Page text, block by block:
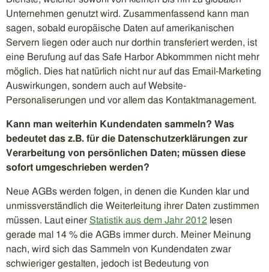
Unternehmen genutzt wird. Zusammenfassend kann man
sagen, sobald europäische Daten auf amerikanischen
Servern liegen oder auch nur dorthin transferiert werden, ist
eine Berufung auf das Safe Harbor Abkommmen nicht mehr
möglich. Dies hat natürlich nicht nur auf das Email-Marketing
Auswirkungen, sondern auch auf Website-
Personaliserungen und vor allem das Kontaktmanagement.
Kann man weiterhin Kundendaten sammeln? Was
bedeutet das z.B. für die Datenschutzerklärungen zur
Verarbeitung von persönlichen Daten; müssen diese
sofort umgeschrieben werden?
Neue AGBs werden folgen, in denen die Kunden klar und
unmissverständlich die Weiterleitung ihrer Daten zustimmen
müssen. Laut einer Statistik aus dem Jahr 2012 lesen
gerade mal 14 % die AGBs immer durch. Meiner Meinung
nach, wird sich das Sammeln von Kundendaten zwar
schwieriger gestalten, jedoch ist Bedeutung von